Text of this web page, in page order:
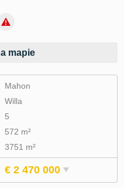
mapie
Mahon
Willa
5
572 m²
3751 m²
€ 2 470 000